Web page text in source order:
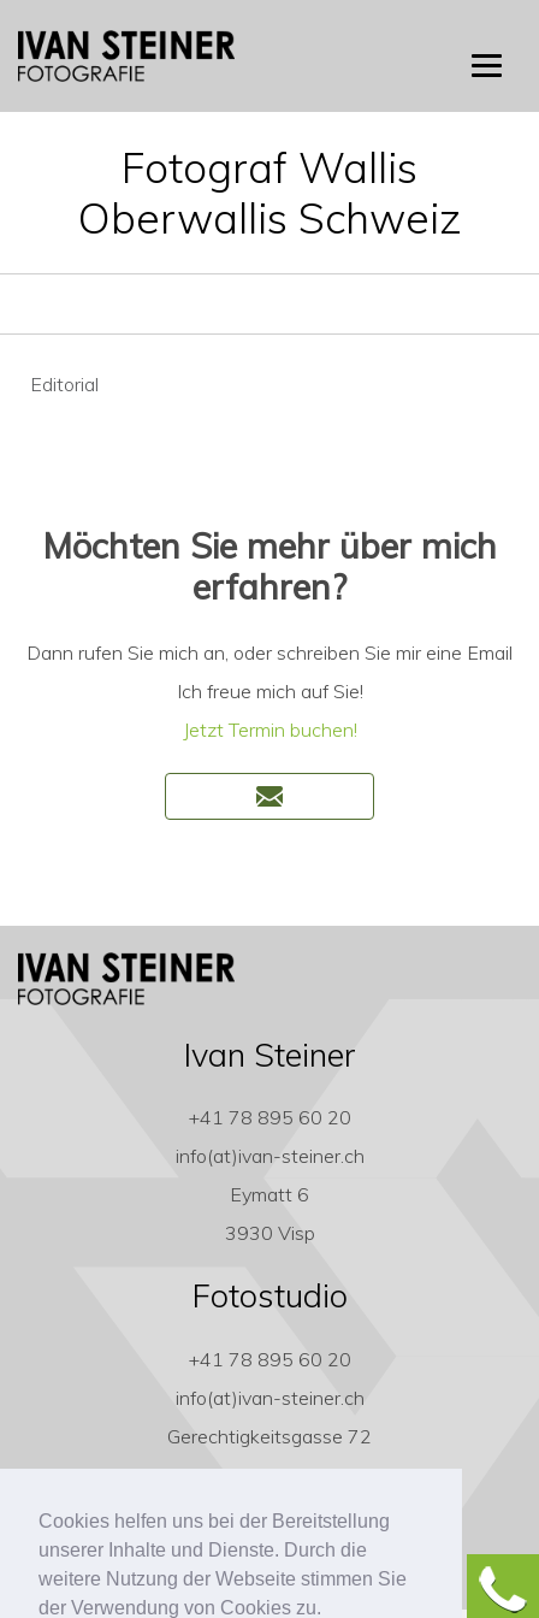
Cookies helfen uns bei der Bereitstellung
unserer Inhalte und Dienste. Durch die
weitere Nutzung der Webseite stimmen Sie
der Verwendung von Cookies zu.
Fotograf Wallis
Oberwallis Schweiz
Beitragsnavigation
Editorial
Möchten Sie mehr über mich
erfahren?
Dann rufen Sie mich an, oder schreiben Sie mir eine Email
Ich freue mich auf Sie!
Jetzt Termin buchen!
Ivan Steiner
+41 78 895 60 20
info(at)ivan-steiner.ch
Eymatt 6
3930 Visp
Fotostudio
+41 78 895 60 20
info(at)ivan-steiner.ch
Gerechtigkeitsgasse 72
3011 Bern